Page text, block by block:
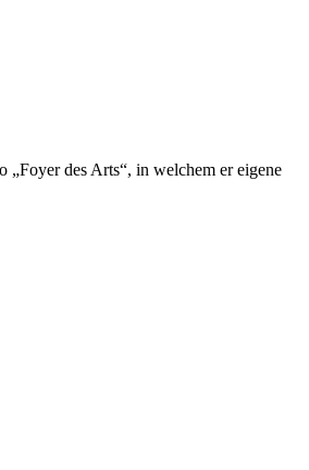
des Arts“, in welchem er eigene